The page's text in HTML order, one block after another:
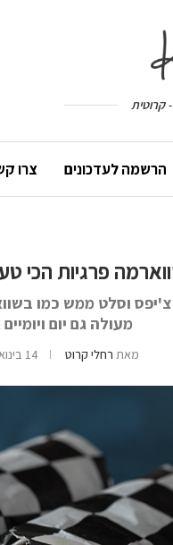
קרוטית
הרשמה לעדכונים צרו
פרגיות הכי
וסלט ממש כמו
מעולה גם יום
מאת רחלי קרוט 14 בינואר 2021